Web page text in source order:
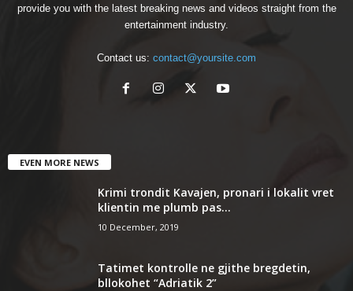
provide you with the latest breaking news and videos straight from the
entertainment industry.
Contact us: contact@yoursite.com
EVEN MORE NEWS
Krimi trondit Kavajen, pronari i lokalit vret
klientin me plumb pas...
10 December, 2019
Tatimet kontrolle ne gjithe bregdetin,
bllokohet “Adriatik 2”